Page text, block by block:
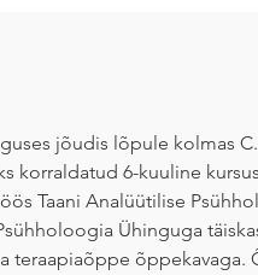
jõudis lõpule kolmas
korraldatud 6-kuuline
Taani Analüütilise
Ühinguga
teraapiaõppe õppekavaga.